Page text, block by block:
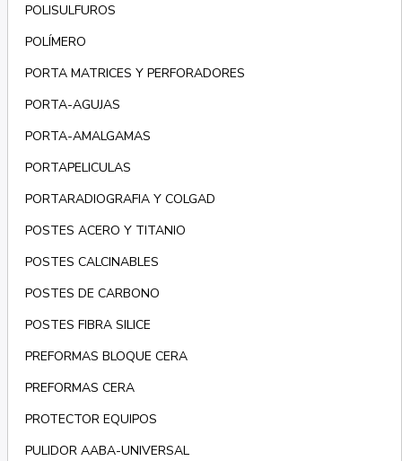
POLISULFUROS
POLÍMERO
PORTA MATRICES Y PERFORADORES
PORTA-AGUJAS
PORTA-AMALGAMAS
PORTAPELICULAS
PORTARADIOGRAFIA Y COLGAD
POSTES ACERO Y TITANIO
POSTES CALCINABLES
POSTES DE CARBONO
POSTES FIBRA SILICE
PREFORMAS BLOQUE CERA
PREFORMAS CERA
PROTECTOR EQUIPOS
PULIDOR AABA-UNIVERSAL